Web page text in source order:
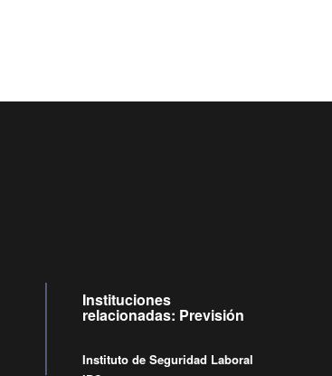
Instituciones
relacionadas: Previsión
Instituto de Seguridad Laboral